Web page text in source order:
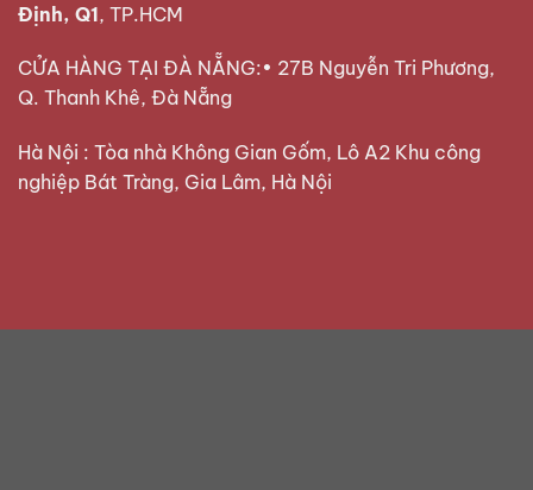
Định, Q1, TP.HCM
CỬA HÀNG TẠI ĐÀ NẴNG:• 27B Nguyễn Tri Phương,
Q. Thanh Khê, Đà Nẵng
Hà Nội : Tòa nhà Không Gian Gốm, Lô A2 Khu công
nghiệp Bát Tràng, Gia Lâm, Hà Nội